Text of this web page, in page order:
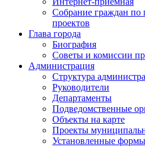
Собрание граждан
проектов
Глава города
Биография
Советы и комиссии
Администрация
Структура
Руководители
Департаменты
Подведомственные
Объекты на карте
Проекты
Установленные